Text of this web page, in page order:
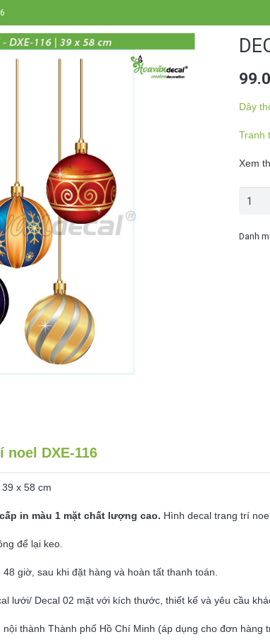
Dây
Tranh
Xem
Decal
trí
Danh
noel DXE-116
x 58 cm
in màu 1 mặt chất lượng cao. Hình decal trang trí
để lại keo.
giờ, sau khi đặt hàng và hoàn tất thanh toán.
lưới/ Decal 02 mặt với kích thước, thiết kế và yêu cầu
thành Thành phố Hồ Chí Minh (áp dụng cho đơn hàng